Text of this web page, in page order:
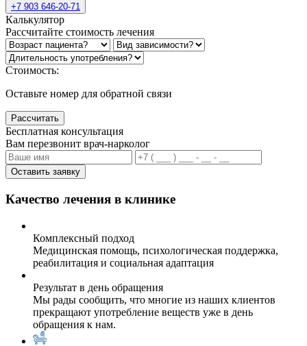
+7 903 646-20-71
Калькулятор
Рассчитайте стоимость лечения
Стоимость:
Оставьте номер для обратной связи
Рассчитать
Бесплатная консультация
Вам перезвонит врач-нарколог
Оставить заявку
Качество лечения в клинике
Комплексный подход
Медицинская помощь, психологическая поддержка,
реабилитация и социальная адаптация
Результат в день обращения
Мы рады сообщить, что многие из наших клиентов
прекращают употребление веществ уже в день
обращения к нам.